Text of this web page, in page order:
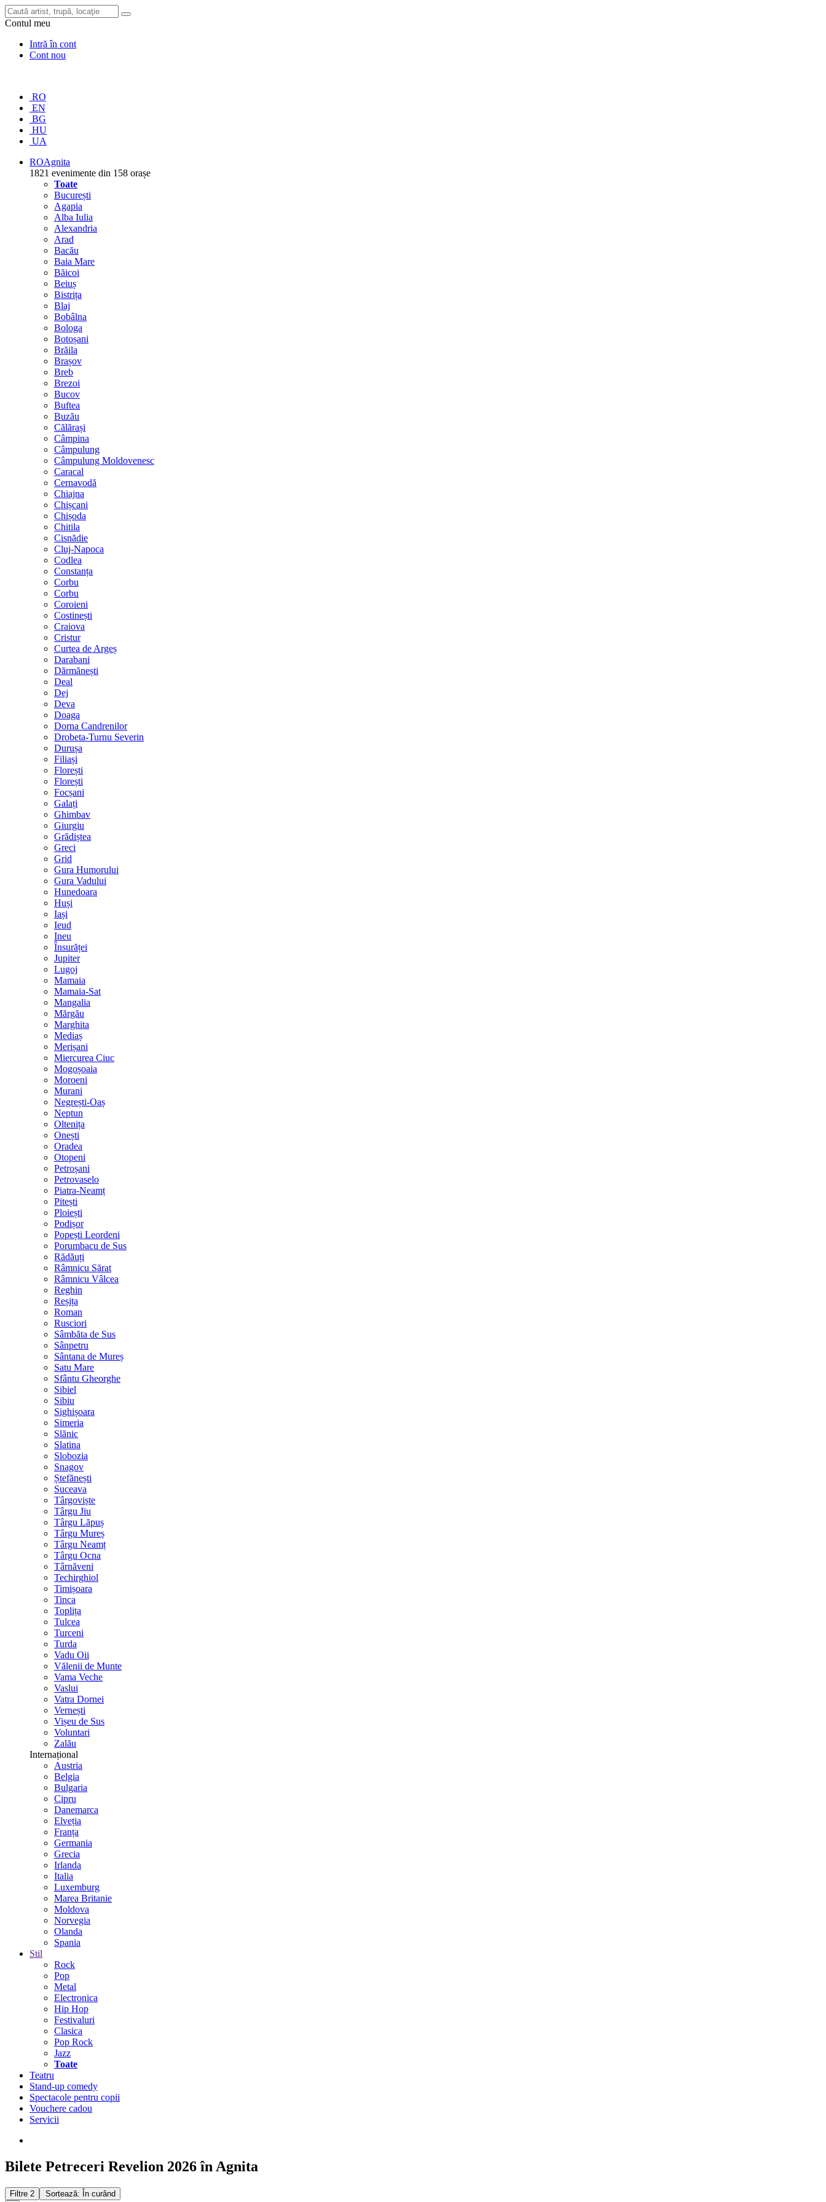
Contul meu
Intră în cont
Cont nou
RO
EN
BG
HU
UA
ROAgnita
1821 evenimente din 158 orașe
Toate
București
Agapia
Alba Iulia
Alexandria
Arad
Bacău
Baia Mare
Băicoi
Beiuș
Bistrița
Blaj
Bobâlna
Bologa
Botoșani
Brăila
Brașov
Breb
Brezoi
Bucov
Buftea
Buzău
Călărași
Câmpina
Câmpulung
Câmpulung Moldovenesc
Caracal
Cernavodă
Chiajna
Chișcani
Chișoda
Chitila
Cisnădie
Cluj-Napoca
Codlea
Constanța
Corbu
Corbu
Coroieni
Costinești
Craiova
Cristur
Curtea de Argeș
Darabani
Dărmănești
Deal
Dej
Deva
Doaga
Dorna Candrenilor
Drobeta-Turnu Severin
Durușa
Filiași
Florești
Florești
Focșani
Galați
Ghimbav
Giurgiu
Grădiștea
Greci
Grid
Gura Humorului
Gura Vadului
Hunedoara
Huși
Iași
Ieud
Ineu
Însurăței
Jupiter
Lugoj
Mamaia
Mamaia-Sat
Mangalia
Mărgău
Marghita
Mediaș
Merișani
Miercurea Ciuc
Mogoșoaia
Moroeni
Murani
Negrești-Oaș
Neptun
Oltenița
Onești
Oradea
Otopeni
Petroșani
Petrovaselo
Piatra-Neamț
Pitești
Ploiești
Podișor
Popești Leordeni
Porumbacu de Sus
Rădăuți
Râmnicu Sărat
Râmnicu Vâlcea
Reghin
Reșița
Roman
Rusciori
Sâmbăta de Sus
Sânpetru
Sântana de Mureș
Satu Mare
Sfântu Gheorghe
Sibiel
Sibiu
Sighișoara
Simeria
Slănic
Slatina
Slobozia
Snagov
Ștefănești
Suceava
Târgoviște
Târgu Jiu
Târgu Lăpuș
Târgu Mureș
Târgu Neamț
Târgu Ocna
Târnăveni
Techirghiol
Timișoara
Tinca
Toplița
Tulcea
Turceni
Turda
Vadu Oii
Vălenii de Munte
Vama Veche
Vaslui
Vatra Dornei
Vernești
Vișeu de Sus
Voluntari
Zalău
Internațional
Austria
Belgia
Bulgaria
Cipru
Danemarca
Elveția
Franța
Germania
Grecia
Irlanda
Italia
Luxemburg
Marea Britanie
Moldova
Norvegia
Olanda
Spania
Stil
Rock
Pop
Metal
Electronica
Hip Hop
Festivaluri
Clasica
Pop Rock
Jazz
Toate
Teatru
Stand-up comedy
Spectacole pentru copii
Vouchere cadou
Servicii
Bilete Petreceri Revelion 2026 în Agnita
Filtre 2
Sortează: În curând